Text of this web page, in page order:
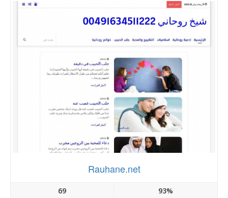
Rauhane.net
69 93%